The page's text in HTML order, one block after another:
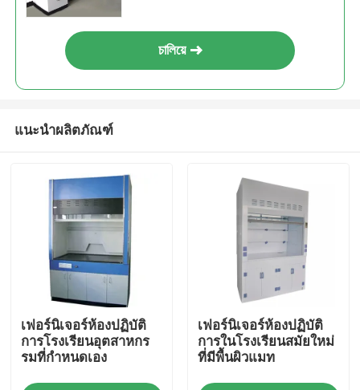
চালিয়ে
แนะนำผลิตภัณฑ์
เฟอร์นิเจอร์ห้องปฏิบัติ
การโรงเรียนอุตสาหกร
รมที่กําหนดเอง
เฟอร์นิเจอร์ห้องปฏิบัติ
การในโรงเรียนสมัยใหม่
ที่มีพื้นผิวแมท